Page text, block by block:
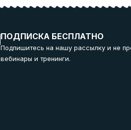
ПОДПИСКА БЕСПЛАТНО
Подпишитесь на нашу рассылку и не
вебинары и тренинги.